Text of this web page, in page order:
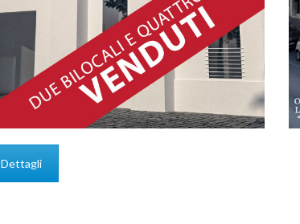
Dettagli